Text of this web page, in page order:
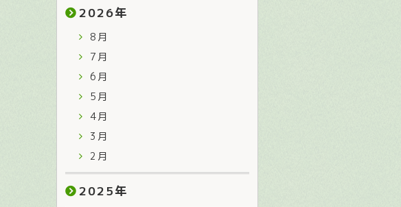
2026年
8月
7月
6月
5月
4月
3月
2月
2025年